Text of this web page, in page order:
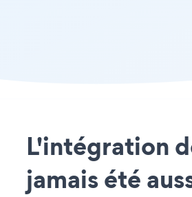
L'intégration
jamais été